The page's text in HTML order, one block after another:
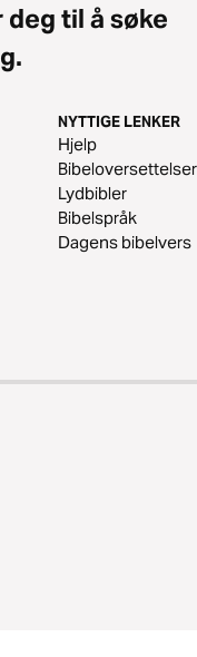
til å søke
NYTTIGE LENKER
Hjelp
Bibeloversettelser
Lydbibler
Bibelspråk
Dagens bibelvers